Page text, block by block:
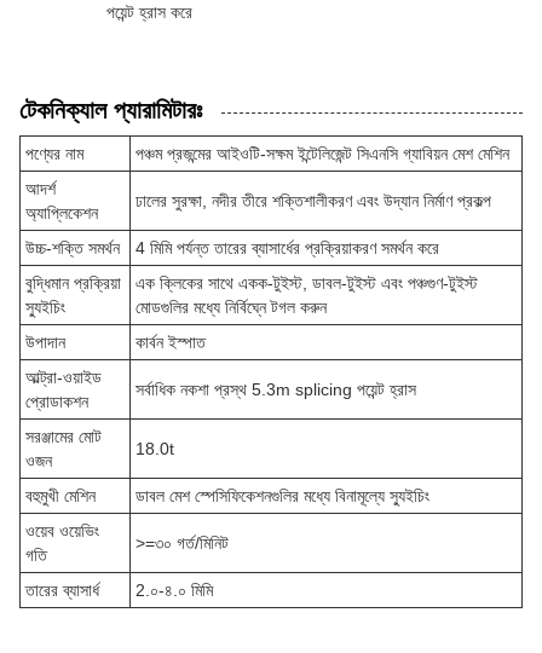
পয়েন্ট হ্রাস করে
টেকনিক্যাল প্যারামিটারঃ
পণ্যের নাম
পঞ্চম প্রজন্মের আইওটি-সক্ষম ইন্টেলিজেন্ট সিএনসি গ্যাবিয়ন মেশ মেশিন
আদর্শ
অ্যাপ্লিকেশন
ঢালের সুরক্ষা, নদীর তীরে শক্তিশালীকরণ এবং উদ্যান নির্মাণ প্রকল্প
উচ্চ-শক্তি সমর্থন
4 মিমি পর্যন্ত তারের ব্যাসার্ধের প্রক্রিয়াকরণ সমর্থন করে
বুদ্ধিমান প্রক্রিয়া
স্যুইচিং
এক ক্লিকের সাথে একক-টুইস্ট, ডাবল-টুইস্ট এবং পঞ্চগুণ-টুইস্ট
মোডগুলির মধ্যে নির্বিঘ্নে টগল করুন
উপাদান
কার্বন ইস্পাত
আল্ট্রা-ওয়াইড
প্রোডাকশন
সর্বাধিক নকশা প্রস্থ 5.3m splicing পয়েন্ট হ্রাস
সরঞ্জামের মোট
ওজন
18.0t
বহুমুখী মেশিন
ডাবল মেশ স্পেসিফিকেশনগুলির মধ্যে বিনামূল্যে স্যুইচিং
ওয়েব ওয়েভিং
গতি
>=৩০ গর্ত/মিনিট
তারের ব্যাসার্ধ 2.০-৪.০ মিমি